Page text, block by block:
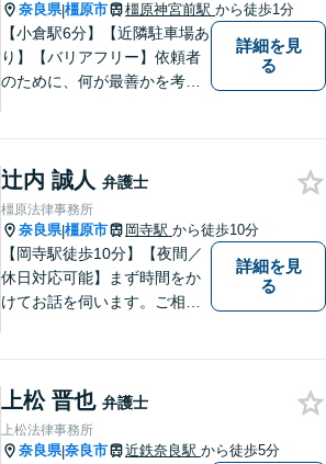
奈良県|橿原市 橿原神宮前駅 から徒歩1分
【小倉駅6分】【近隣駐車場あ
り】【バリアフリー】依頼者
のために、何が最善かを考
決策を提案し続けます。 よろ
しくお願いします。
詳細を見
る
辻内 誠人 弁護士
橿原法律事務所
奈良県|橿原市 岡寺駅 から徒歩10分
【岡寺駅徒歩10分】【夜間／
休日対応可能】まず時間をか
けてお話を伺います。ご相談
護士】地域密着型のアットホ
ームなリーガルサービスをご
提供させていただきます。
詳細を見
る
上松 晋也 弁護士
上松法律事務所
奈良県|奈良市 近鉄奈良駅 から徒歩5分